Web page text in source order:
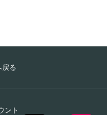
ント
戻る